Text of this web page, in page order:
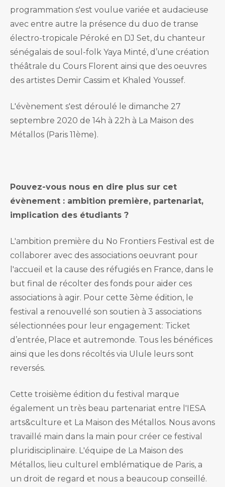
programmation s'est voulue variée et audacieuse
avec entre autre la présence du duo de transe
électro-tropicale Péroké en DJ Set, du chanteur
sénégalais de soul-folk Yaya Minté, d’une création
théâtrale du Cours Florent ainsi que des oeuvres
des artistes Demir Cassim et Khaled Youssef.
L'évènement s'est déroulé le dimanche 27
septembre 2020 de 14h à 22h à La Maison des
Métallos (Paris 11ème).
Pouvez-vous nous en dire plus sur cet
évènement : ambition première, partenariat,
implication des étudiants ?
L'ambition première du No Frontiers Festival est de
collaborer avec des associations oeuvrant pour
l'accueil et la cause des réfugiés en France, dans le
but final de récolter des fonds pour aider ces
associations à agir. Pour cette 3ème édition, le
festival a renouvellé son soutien à 3 associations
sélectionnées pour leur engagement: Ticket
d’entrée, Place et autremonde. Tous les bénéfices
ainsi que les dons récoltés via Ulule leurs sont
reversés.
Cette troisième édition du festival marque
également un très beau partenariat entre l'IESA
arts&culture et La Maison des Métallos. Nous avons
travaillé main dans la main pour créer ce festival
pluridisciplinaire. L'équipe de La Maison des
Métallos, lieu culturel emblématique de Paris, a
un droit de regard et nous a beaucoup conseillé.